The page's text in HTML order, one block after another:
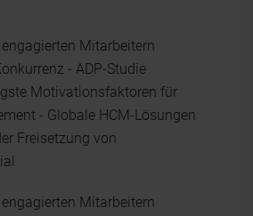
Mitarbeitern
- ADP-Studie
Motivationsfaktoren für
- Globale HCM-Lösungen
Freisetzung von
Mitarbeitern